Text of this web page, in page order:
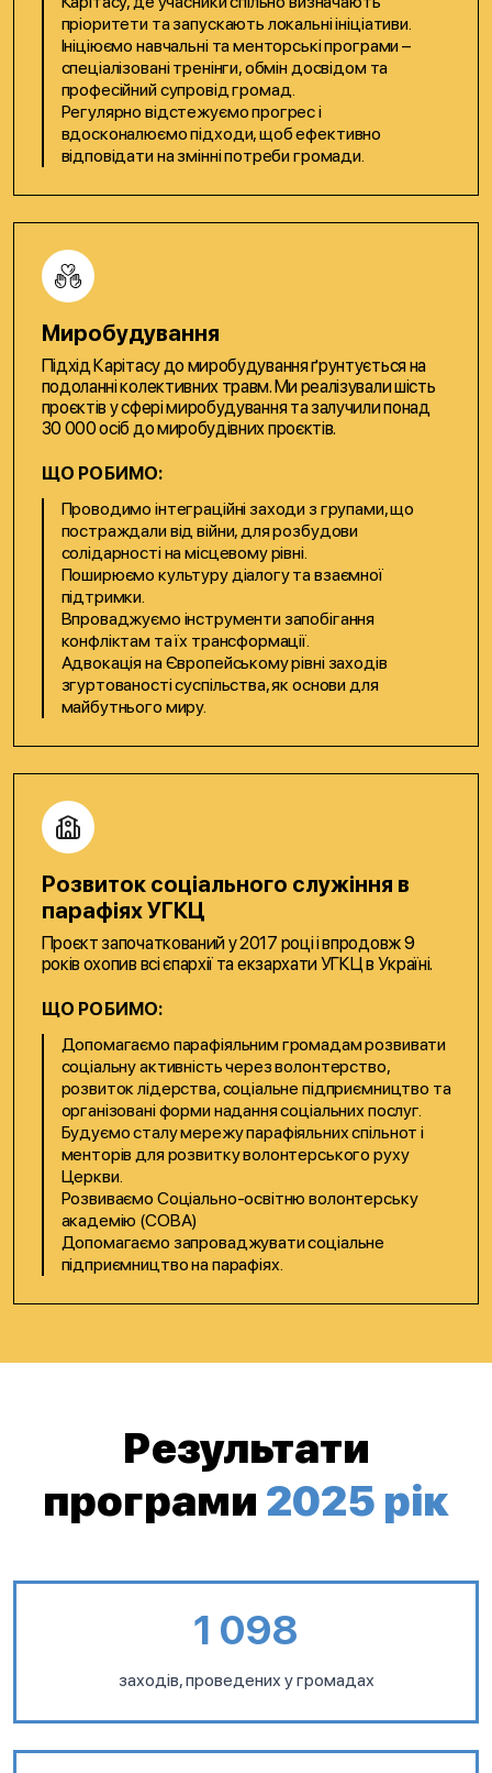
пріоритети та запускають локальні ініціативи.
Ініціюємо навчальні та менторські програми –
спеціалізовані тренінги, обмін досвідом та
професійний супровід громад.
Регулярно відстежуємо прогрес і
вдосконалюємо підходи, щоб ефективно
відповідати на змінні потреби громади.
Миробудування
Підхід Карітасу до миробудування ґрунтується на
подоланні колективних травм. Ми реалізували шість
проєктів у сфері миробудування та залучили понад
30 000 осіб до миробудівних проєктів.
ЩО РОБИМО:
Проводимо інтеграційні заходи з групами, що
постраждали від війни, для розбудови
солідарності на місцевому рівні.
Поширюємо культуру діалогу та взаємної
підтримки.
Впроваджуємо інструменти запобігання
конфліктам та їх трансформації.
Адвокація на Європейському рівні заходів
згуртованості суспільства, як основи для
майбутнього миру.
Розвиток соціального служіння в
парафіях УГКЦ
Проєкт започаткований у 2017 році і впродовж 9
років охопив всі єпархії та екзархати УГКЦ в Україні.
ЩО РОБИМО:
Допомагаємо парафіяльним громадам розвивати
соціальну активність через волонтерство,
розвиток лідерства, соціальне підприємництво та
організовані форми надання соціальних послуг.
Будуємо сталу мережу парафіяльних спільнот і
менторів для розвитку волонтерського руху
Церкви.
Розвиваємо Соціально-освітню волонтерську
академію (СОВА)
Допомагаємо запроваджувати соціальне
підприємництво на парафіях.
Результати
програми 2025 рік
1 098
заходів, проведених у громадах